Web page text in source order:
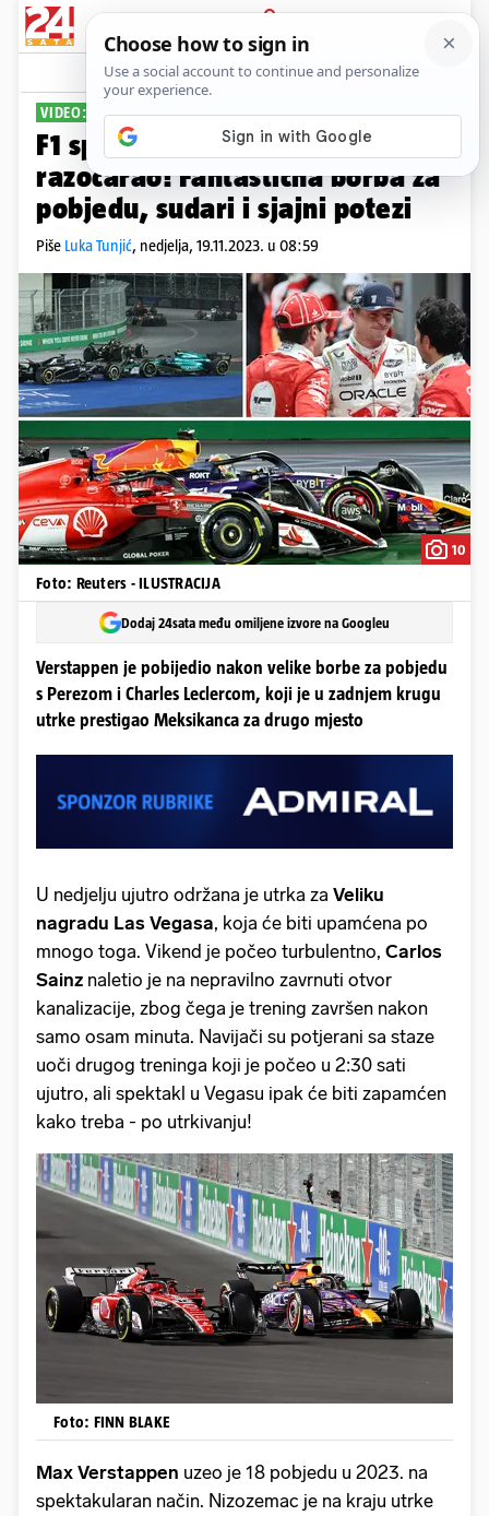
PRIJAVA
Sport Komentari
VIDEO: VERSTAPPEN SLAVIO
F1 spektakl u Las Vegasu nije
razočarao! Fantastična borba za
pobjedu, sudari i sjajni potezi
Piše Luka Tunjić, nedjelja, 19.11.2023. u 08:59
10
Foto: Reuters - ILUSTRACIJA
Dodaj 24sata među omiljene izvore na Googleu
Verstappen je pobijedio nakon velike borbe za pobjedu
s Perezom i Charles Leclercom, koji je u zadnjem krugu
utrke prestigao Meksikanca za drugo mjesto
U nedjelju ujutro održana je utrka za Veliku
nagradu Las Vegasa, koja će biti upamćena po
mnogo toga. Vikend je počeo turbulentno, Carlos
Sainz naletio je na nepravilno zavrnuti otvor
kanalizacije, zbog čega je trening završen nakon
samo osam minuta. Navijači su potjerani sa staze
uoči drugog treninga koji je počeo u 2:30 sati
ujutro, ali spektakl u Vegasu ipak će biti zapamćen
kako treba - po utrkivanju!
Foto: FINN BLAKE
Max Verstappen uzeo je 18 pobjedu u 2023. na
spektakularan način. Nizozemac je na kraju utrke